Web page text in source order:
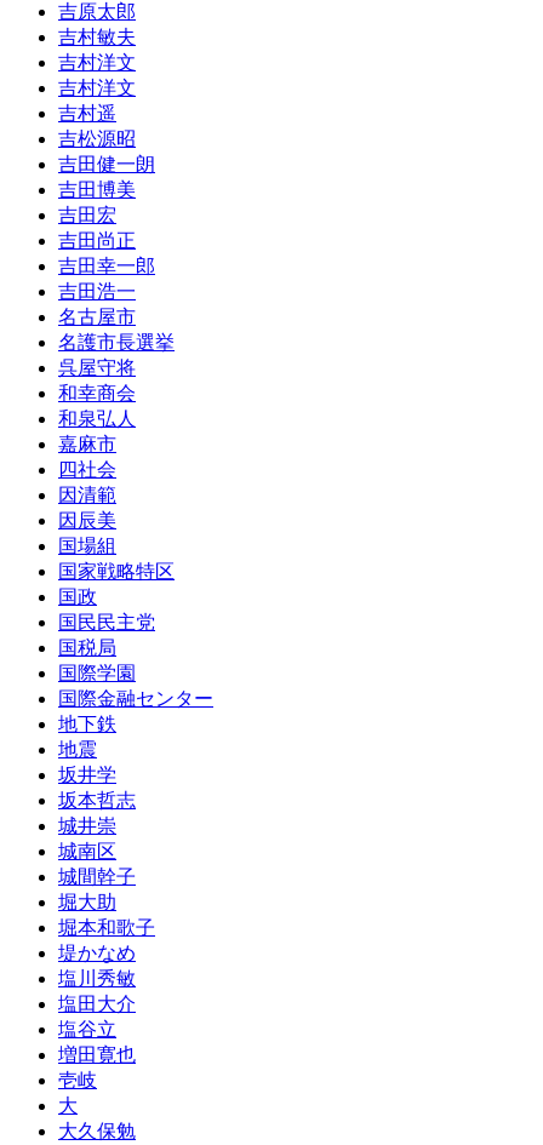
吉原太郎
吉村敏夫
吉村洋文
吉村洋文
吉村遥
吉松源昭
吉田健一朗
吉田博美
吉田宏
吉田尚正
吉田幸一郎
吉田浩一
名古屋市
名護市長選挙
呉屋守将
和幸商会
和泉弘人
嘉麻市
四社会
因清範
因辰美
国場組
国家戦略特区
国政
国民民主党
国税局
国際学園
国際金融センター
地下鉄
地震
坂井学
坂本哲志
城井崇
城南区
城間幹子
堀大助
堀本和歌子
堤かなめ
塩川秀敏
塩田大介
塩谷立
増田寛也
壱岐
大
大久保勉